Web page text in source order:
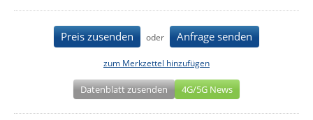
HW group
Preis zusenden oder Anfrage senden
zum Merkzettel hinzufügen
Datenblatt zusenden 4G/5G News